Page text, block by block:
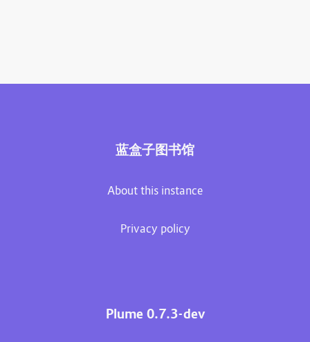
蓝盒子图书馆
About this instance
Privacy policy
Plume 0.7.3-dev